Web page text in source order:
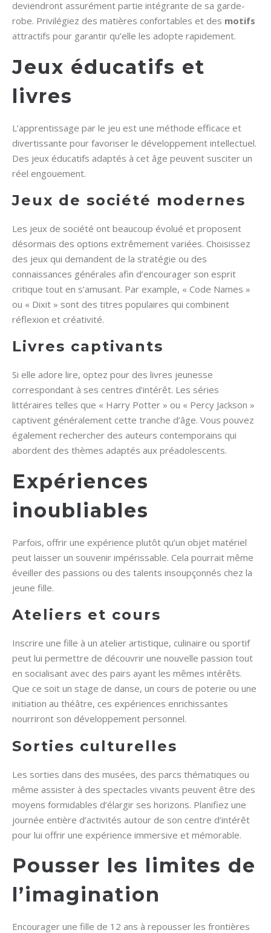
deviendront assurément partie intégrante de sa garde-
robe. Privilégiez des matières confortables et des motifs
attractifs pour garantir qu’elle les adopte rapidement.
Jeux éducatifs et
livres
L’apprentissage par le jeu est une méthode efficace et
divertissante pour favoriser le développement intellectuel.
Des jeux éducatifs adaptés à cet âge peuvent susciter un
réel engouement.
Jeux de société modernes
Les jeux de société ont beaucoup évolué et proposent
désormais des options extrêmement variées. Choisissez
des jeux qui demandent de la stratégie ou des
connaissances générales afin d’encourager son esprit
critique tout en s’amusant. Par example, « Code Names »
ou « Dixit » sont des titres populaires qui combinent
réflexion et créativité.
Livres captivants
Si elle adore lire, optez pour des livres jeunesse
correspondant à ses centres d’intérêt. Les séries
littéraires telles que « Harry Potter » ou « Percy Jackson »
captivent généralement cette tranche d’âge. Vous pouvez
également rechercher des auteurs contemporains qui
abordent des thèmes adaptés aux préadolescents.
Expériences
inoubliables
Parfois, offrir une expérience plutôt qu’un objet matériel
peut laisser un souvenir impérissable. Cela pourrait même
éveiller des passions ou des talents insoupçonnés chez la
jeune fille.
Ateliers et cours
Inscrire une fille à un atelier artistique, culinaire ou sportif
peut lui permettre de découvrir une nouvelle passion tout
en socialisant avec des pairs ayant les mêmes intérêts.
Que ce soit un stage de danse, un cours de poterie ou une
initiation au théâtre, ces expériences enrichissantes
nourriront son développement personnel.
Sorties culturelles
Les sorties dans des musées, des parcs thématiques ou
même assister à des spectacles vivants peuvent être des
moyens formidables d’élargir ses horizons. Planifiez une
journée entière d’activités autour de son centre d’intérêt
pour lui offrir une expérience immersive et mémorable.
Pousser les limites de
l’imagination
Encourager une fille de 12 ans à repousser les frontières